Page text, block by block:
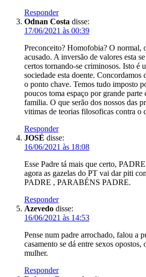
Responder
Odnan Costa disse:
17/06/2021 às 00:39
Preconceito? Homofobia? O normal,
acusado. A inversão de valores esta
certos tornando-se criminosos. Isto é
sociedade esta doente. Concordamos
o ponto chave. Temos tudo imposto
poucos toma espaço por grande
familia. O que serão dos nossos das
vitimas de teorias filosoficas contra o
Responder
JOSÉ disse:
16/06/2021 às 18:08
Esse Padre tá mais que certo,
agora as gazelas do PT vai dar piti
PADRE , PARABÉNS PADRE.
Responder
Azevedo disse:
16/06/2021 às 14:53
Pense num padre arrochado, falou a
casamento se dá entre sexos opostos,
mulher.
Responder